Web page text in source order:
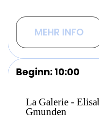
MEHR INFO
Beginn: 10:00
La Galerie -
Gmunden